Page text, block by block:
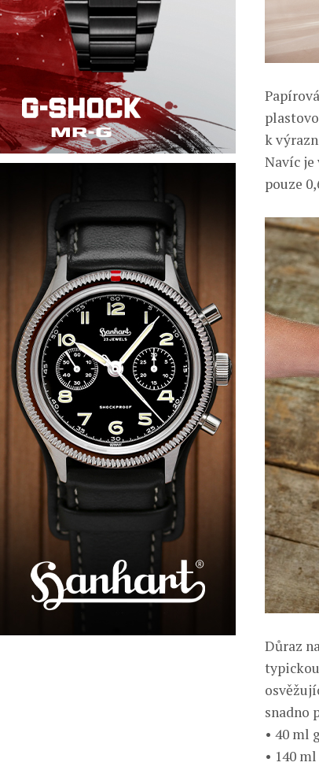
k
Navíc je
pouze
Důraz
snadno
• 40 ml
• 140